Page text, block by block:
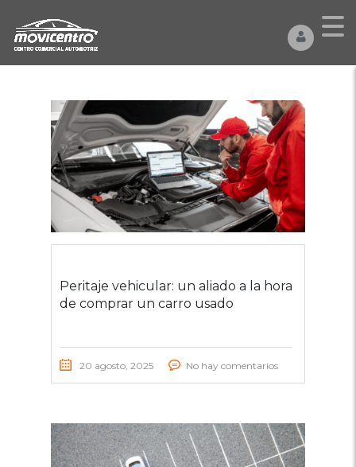
Peritaje vehicular: un aliado a la hora
de comprar un carro usado
20 agosto, 2025 No hay comentarios